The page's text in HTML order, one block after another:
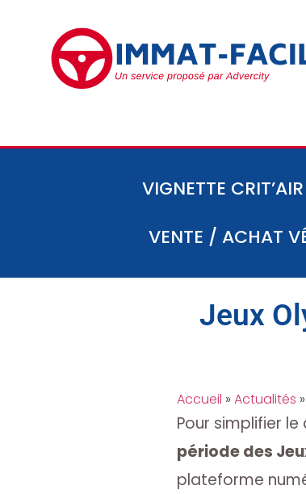
VIGNETTE CRIT’AIR
VENTE / ACHAT
Jeux
Accueil » Actualités »
Pour simplifier
période des
plateforme